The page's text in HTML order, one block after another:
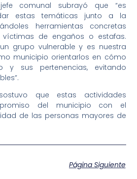
comunal subrayó que “es
estas temáticas junto a la
herramientas concretas
de engaños o estafas.
grupo vulnerable y es nuestra
municipio orientarlos en cómo
y sus pertenencias, evitando
que estas actividades
del municipio con el
de las personas mayores de
Página Siguiente